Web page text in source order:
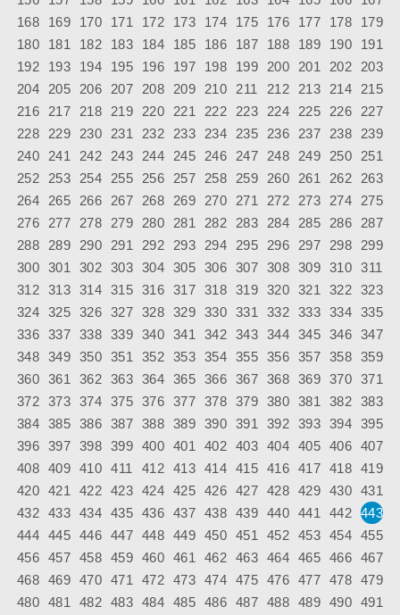
168
169 170 171 172 173 174 175 176 177 178
179
180
181 182 183 184 185 186 187 188 189 190
191
192
193 194 195 196 197 198 199 200 201 202
203
204
205 206 207 208 209 210 211 212 213 214
215
216
217 218 219 220 221 222 223 224 225 226
227
228
229 230 231 232 233 234 235 236 237 238
239
240
241 242 243 244 245 246 247 248 249 250
251
252
253 254 255 256 257 258 259 260 261 262
263
264
265 266 267 268 269 270 271 272 273 274
275
276
277 278 279 280 281 282 283 284 285 286
287
288
289 290 291 292 293 294 295 296 297 298
299
300 301 302 303 304 305 306 307 308 309 310
311
312 313 314 315 316 317 318 319 320 321 322 323
324 325 326 327 328 329 330 331 332 333 334 335
336 337 338 339 340 341 342 343 344 345 346 347
348 349 350 351 352 353 354 355 356 357 358 359
360 361 362 363 364 365 366 367 368 369 370 371
372 373 374 375 376 377 378 379 380 381 382 383
384 385 386 387 388 389 390 391 392 393 394 395
396 397 398 399 400 401 402 403 404 405 406 407
408 409 410 411 412 413 414 415 416 417 418 419
420 421 422 423 424 425 426 427 428 429 430 431
432 433 434 435 436 437 438 439 440 441 442 443
444 445 446 447 448 449 450 451 452 453 454 455
456 457 458 459 460 461 462 463 464 465 466 467
468 469 470 471 472 473 474 475 476 477 478 479
480 481 482 483 484 485 486 487 488 489 490 491